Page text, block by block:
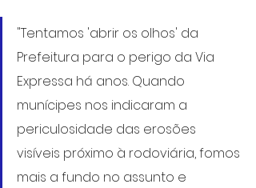
"Tentamos 'abrir os olhos' da
Prefeitura para o perigo da Via
Expressa há anos. Quando
munícipes nos indicaram a
periculosidade das erosões
visíveis próximo à rodoviária, fomos
mais a fundo no assunto e